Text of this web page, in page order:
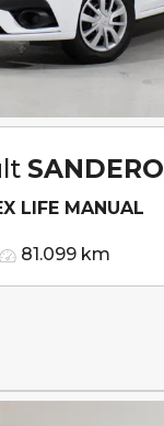
SANDERO
LIFE MANUAL
81.099 km